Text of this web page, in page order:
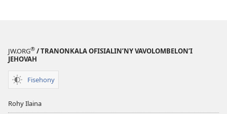
JW.ORG® / TRANONKALA OFISIALIN’NY VAVOLOMBELON’I
JEHOVAH
Fisehony
Rohy Ilaina